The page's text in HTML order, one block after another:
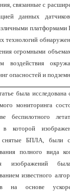
связанные с
данных
платформами
технологий
огромными
воздействия
опасностей и
была исследована
мониторинга
беспилотного
которой
снятые БПЛА, были
полного вида
изображений
известного
на основе